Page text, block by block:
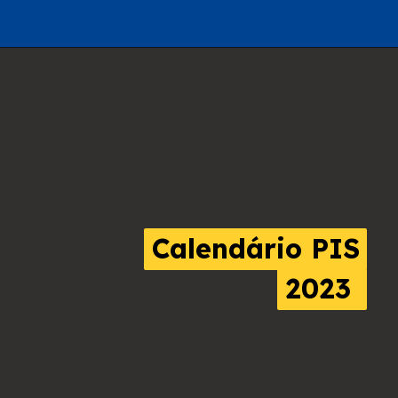
Calendário PIS
2023
Calendário PIS
2023